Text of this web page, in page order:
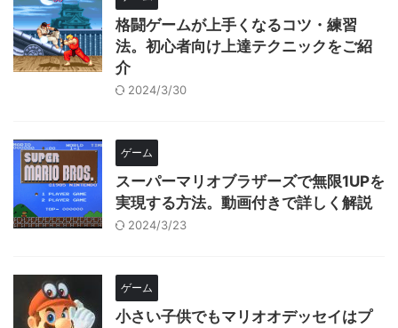
格闘ゲームが上手くなるコツ・練習
法。初心者向け上達テクニックをご紹
介
2024/3/30
ゲーム
スーパーマリオブラザーズで無限1UPを
実現する方法。動画付きで詳しく解説
2024/3/23
ゲーム
小さい子供でもマリオオデッセイはプ